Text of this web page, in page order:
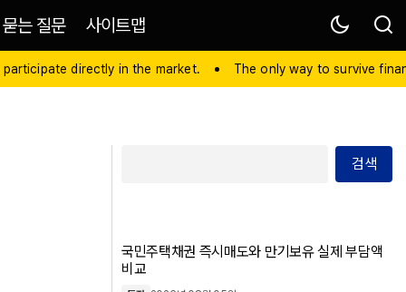
는 질문 사이트맵
directly in the market. The only way to survive
검색
국민주택채권 즉시매도와 만기보유 실제 부담액
비교